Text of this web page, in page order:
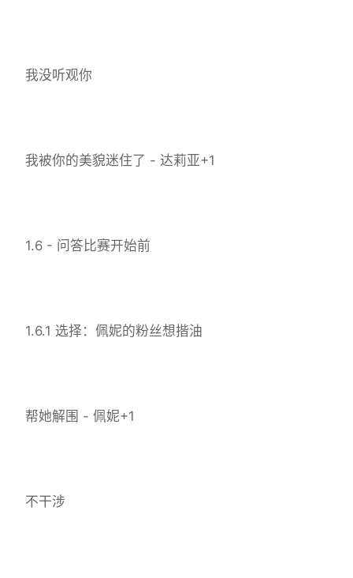
我没听观你
我被你的美貌迷住了 - 达莉亚+1
1.6 - 问答比赛开始前
1.6.1 选择：佩妮的粉丝想揩油
帮她解围 - 佩妮+1
不干涉